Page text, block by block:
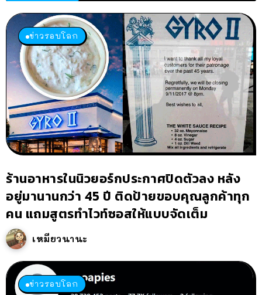
ข่าวรอบโลก
ร้านอาหารในนิวยอร์กประกาศปิดตัวลง หลัง
อยู่มานานกว่า 45 ปี ติดป้ายขอบคุณลูกค้าทุก
คน แถมสูตรทำไวท์ซอสให้แบบจัดเต็ม
เหมียวนานะ
ข่าวรอบโลก